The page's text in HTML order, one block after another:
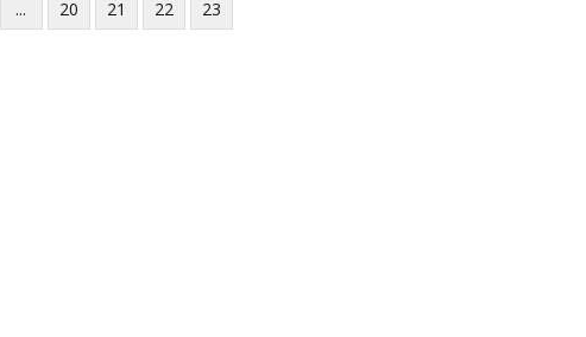
... 20 21 22 23